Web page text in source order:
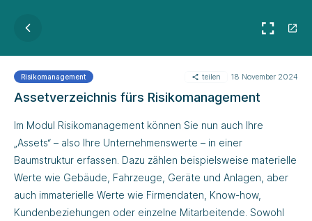
Risikomanagement teilen 18 November 2024
Assetverzeichnis fürs Risikomanagement
Im Modul Risikomanagement können Sie nun auch Ihre
„Assets“ – also Ihre Unternehmenswerte – in einer
Baumstruktur erfassen. Dazu zählen beispielsweise materielle
Werte wie Gebäude, Fahrzeuge, Geräte und Anlagen, aber
auch immaterielle Werte wie Firmendaten, Know-how,
Kundenbeziehungen oder einzelne Mitarbeitende. Sowohl